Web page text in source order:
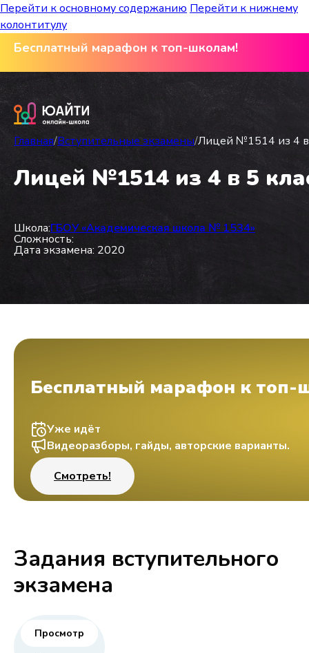
Перейти к основному содержанию Перейти к нижнему
колонтитулу
Бесплатный марафон к топ-школам!
Главная/Вступительные экзамены/Лицей №1514 из 4 в
Лицей №1514 из 4 в 5
Школа:ГБОУ «Академическая школа № 1534»
Сложность:
Дата экзамена: 2020
Бесплатный марафон к топ-
Уже идёт
Видеоразборы, гайды, авторские варианты.
Смотреть!
Задания вступительного
экзамена
Просмотр